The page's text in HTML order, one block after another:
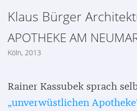
Klaus Bürger
APOTHEKE AM
Köln, 2013
Rainer Kassubek sprach
„unverwüstlichen